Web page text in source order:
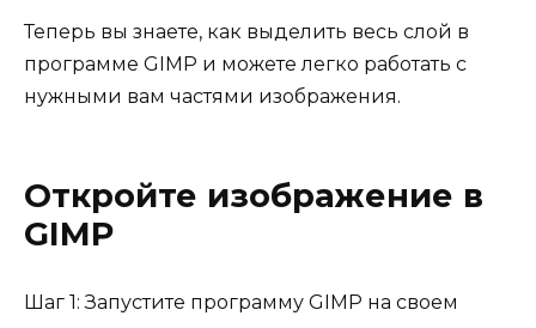
Теперь вы знаете, как выделить весь слой в
программе GIMP и можете легко работать с
нужными вам частями изображения.
Откройте изображение в
GIMP
Шаг 1: Запустите программу GIMP на своем